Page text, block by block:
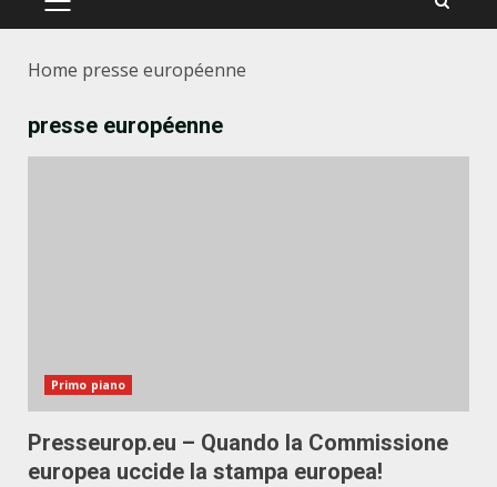
PRIMÄRES
Home presse européenne
presse européenne
Primo piano
Presseurop.eu – Quando la Commissione
europea uccide la stampa europea!